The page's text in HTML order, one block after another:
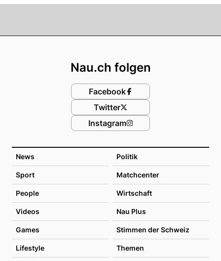
News Politik
Sport Matchcenter
People Wirtschaft
Videos Nau Plus
Games Stimmen der Schweiz
Lifestyle Themen
Nau.ch folgen
Facebook
Twitter
Instagram